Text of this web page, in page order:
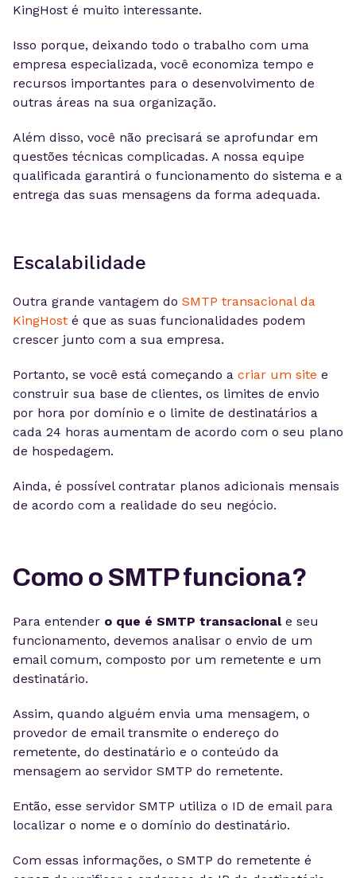
KingHost é muito interessante.
Isso porque, deixando todo o trabalho com uma
empresa especializada, você economiza tempo e
recursos importantes para o desenvolvimento de
outras áreas na sua organização.
Além disso, você não precisará se aprofundar em
questões técnicas complicadas. A nossa equipe
qualificada garantirá o funcionamento do sistema e a
entrega das suas mensagens da forma adequada.
Escalabilidade
Outra grande vantagem do SMTP transacional da
KingHost é que as suas funcionalidades podem
crescer junto com a sua empresa.
Portanto, se você está começando a criar um site e
construir sua base de clientes, os limites de envio
por hora por domínio e o limite de destinatários a
cada 24 horas aumentam de acordo com o seu plano
de hospedagem.
Ainda, é possível contratar planos adicionais mensais
de acordo com a realidade do seu negócio.
Como o SMTP funciona?
Para entender o que é SMTP transacionale seu
funcionamento, devemos analisar o envio de um
email comum, composto por um remetente e um
destinatário.
Assim, quando alguém envia uma mensagem, o
provedor de email transmite o endereço do
remetente, do destinatário e o conteúdo da
mensagem ao servidor SMTP do remetente.
Então, esse servidor SMTP utiliza o ID de email para
localizar o nome e o domínio do destinatário.
Com essas informações, o SMTP do remetente é